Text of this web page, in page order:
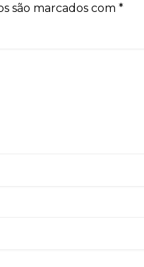
são marcados com *